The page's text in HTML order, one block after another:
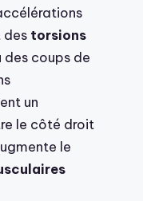
des torsions
des coups de
un
le côté droit
le